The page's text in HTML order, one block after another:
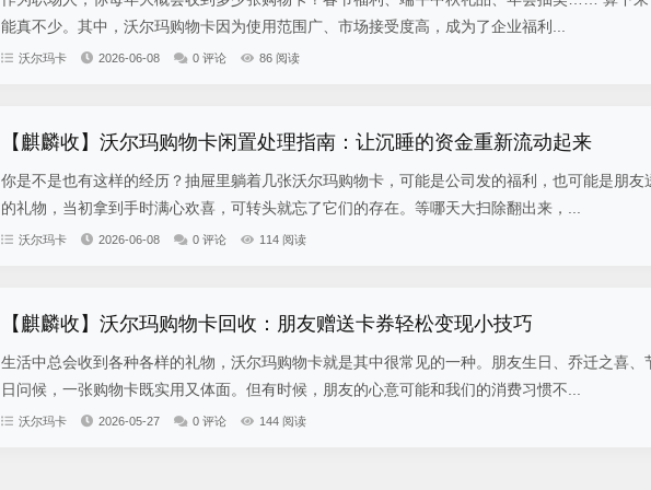
能真不少。其中，沃尔玛购物卡因为使用范围广、市场接受度高，成为了企业福利...
沃尔玛卡 2026-06-08 0 评论 86 阅读
【麒麟收】沃尔玛购物卡闲置处理指南：让沉睡的资金重新流动起来
你是不是也有这样的经历？抽屉里躺着几张沃尔玛购物卡，可能是公司发的福利，也可能是朋友
的礼物，当初拿到手时满心欢喜，可转头就忘了它们的存在。等哪天大扫除翻出来，...
沃尔玛卡 2026-06-08 0 评论 114 阅读
【麒麟收】沃尔玛购物卡回收：朋友赠送卡券轻松变现小技巧
生活中总会收到各种各样的礼物，沃尔玛购物卡就是其中很常见的一种。朋友生日、乔迁之喜、
日问候，一张购物卡既实用又体面。但有时候，朋友的心意可能和我们的消费习惯不...
沃尔玛卡 2026-05-27 0 评论 144 阅读